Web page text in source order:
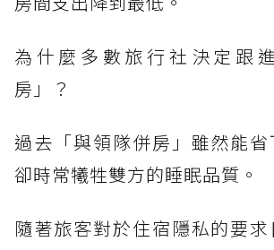
為什麼多數旅行社決定跟
房」？
過去「與領隊併房」雖然能省
卻時常犧牲雙方的睡眠品質。
隨著旅客對於住宿隱私的要